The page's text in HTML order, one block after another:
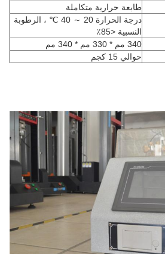
طابعة حرارية متكاملة
درجة الحرارة 20 ～ 40 ℃ ، الرطوبة
النسبية <85٪
340 مم * 330 مم * 340 مم
حوالي 15 كجم